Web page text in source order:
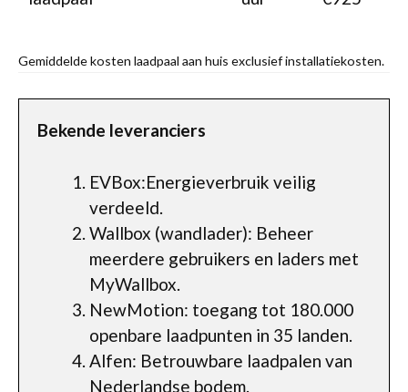
Gemiddelde kosten laadpaal aan huis exclusief installatiekosten.
Bekende leveranciers
EVBox:Energieverbruik veilig
verdeeld.
Wallbox (wandlader): Beheer
meerdere gebruikers en laders met
MyWallbox.
NewMotion: toegang tot 180.000
openbare laadpunten in 35 landen.
Alfen: Betrouwbare laadpalen van
Nederlandse bodem.